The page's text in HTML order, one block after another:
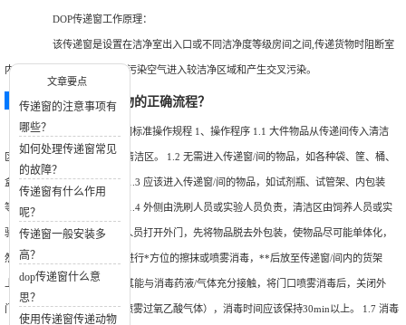
文章要点
传递窗的注意事项有
哪些？
如何处理传递窗常见
的故障？
传递窗有什么作用
呢？
传递窗一般安装多
高？
dop传递窗什么意
思？
使用传递窗传递动物
DOP传递窗工作原理：
该传递窗是设置在洁净室出入口或不同洁净度等级房间之间,传递货物时阻断室
内外气流贯通的装置,以防止污染空气进入较洁净区域和产生交叉污染。
使用传递窗传递动物的正确流程？
动物实验中心传递窗间标准操作规程 1、操作程序 1.1 大件物品从传递间传入清洁
区，小件物品从传递窗传入清洁区。 1.2 无需进入传递窗/间的物品，如各种袋、筐、桶、
盒、箱等，一律不得进入。 1.3 应该进入传递窗/间的物品，如试剂瓶、试管架、内包装
等，应该保障干净、整洁。 1.4 外侧由洗刷人员或实验人员负责，清洁区由饲养人员或实
验人员负责。 1.5 外侧操作人员打开外门，先将物品脱去外包装，使物品尽可能单体化，
然后用消毒剂对物品的表面进行*方位的擦抹或喷雾消毒，**后放至传递窗/间内的货架
上，摆放要有表面空间，使其能与消毒药液/气体充分接触，将门口喷雾消毒后，关闭外
门。 1.6 打开消毒设备（或喷雾过氧乙酸气体），消毒时间应该保持30min以上。 1.7 消毒